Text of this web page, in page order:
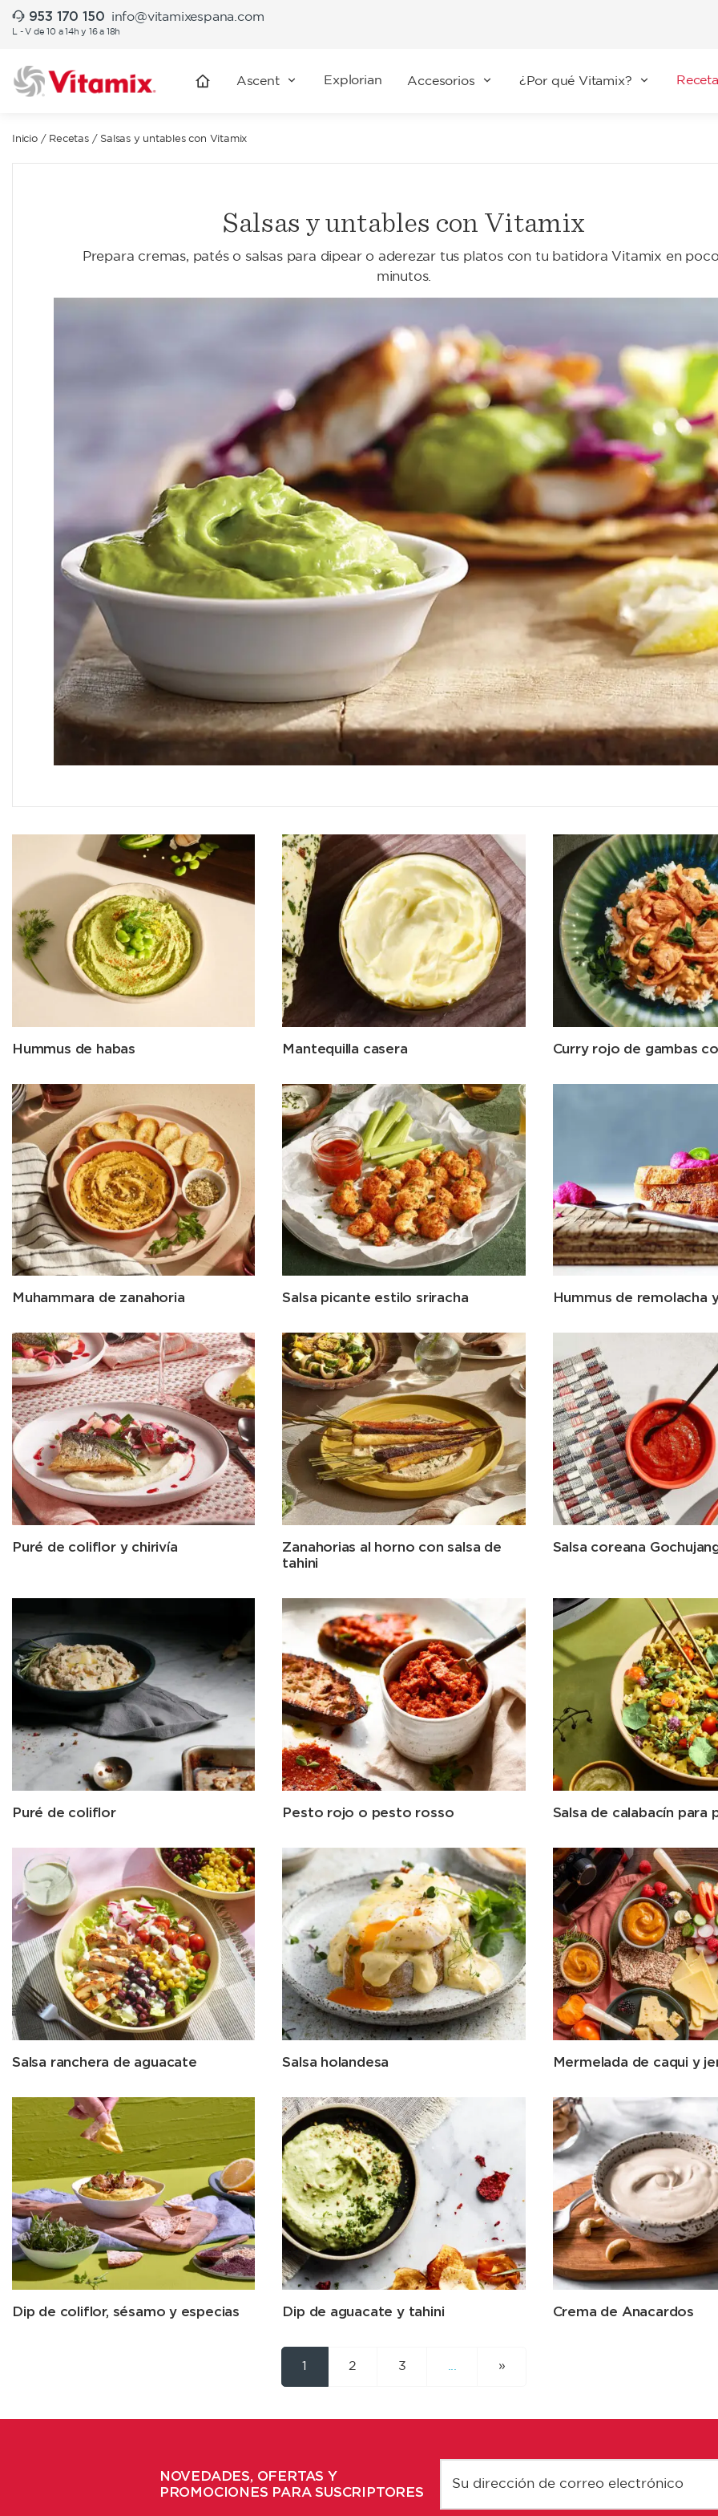
953 170 150 info@vitamixespana.com
L - V de 10 a 14h y 16 a 18h
Ascent Explorian Accesorios ¿Por qué Vitamix?
Inicio/ Recetas/ Salsas y untables con Vitamix
Salsas y untables con Vitamix
Prepara cremas, patés o salsas para dipear o aderezar tus platos con tu batidora Vitamix en
minutos.
Hummus de habas Mantequilla casera Curry rojo de gambas
Muhammara de zanahoria Salsa picante estilo sriracha Hummus de remolacha
Puré de coliflor y chirivía
Zanahorias al horno con salsa de
tahini
Salsa coreana
Puré de coliflor Pesto rojo o pesto rosso Salsa de calabacín para
Salsa ranchera de aguacate Salsa holandesa Mermelada de caqui y
Dip de coliflor, sésamo y especias Dip de aguacate y tahini Crema de Anacardos
1 2 3 ... »
NOVEDADES, OFERTAS Y
PROMOCIONES PARA SUSCRIPTORES